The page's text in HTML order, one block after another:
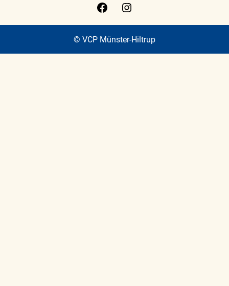
Facebook
© VCP Münster-Hiltrup